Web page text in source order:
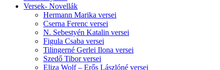
Versek- Novellák
Hermann Marika versei
Cserna Ferenc versei
N. Sebestyén Katalin versei
Figula Csaba versei
Tilingerné Gerlei Ilona versei
Szedő Tibor versei
Eliza Wolf – Erős Lászlóné versei